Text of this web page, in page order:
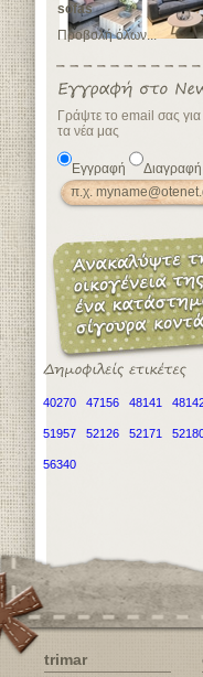
sofas
Προβολή όλων...
Γράψτε το email σας
τα νέα μας
Εγγραφή Διαγραφή
40270 47156 48141
51957 52126 52171
56340
trimar